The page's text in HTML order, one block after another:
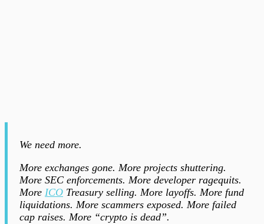
We need more.
More exchanges gone. More projects shuttering.
More SEC enforcements. More developer ragequits.
More ICO Treasury selling. More layoffs. More fund
liquidations. More scammers exposed. More failed
cap raises. More “crypto is dead”.